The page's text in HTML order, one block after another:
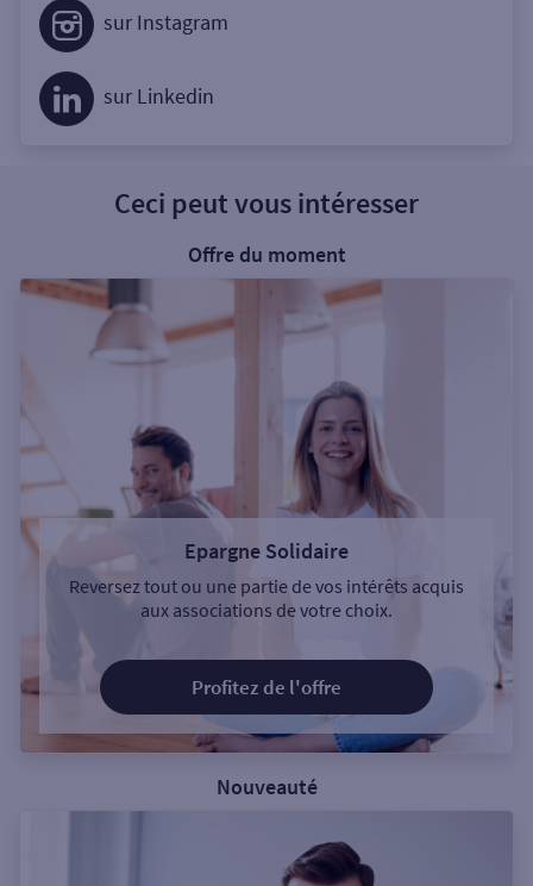
sur Instagram
sur Linkedin
Ceci peut vous intéresser
Offre du moment
Epargne Solidaire
Reversez tout ou une partie de vos intérêts acquis
aux associations de votre choix.
Profitez de l'offre
Nouveauté